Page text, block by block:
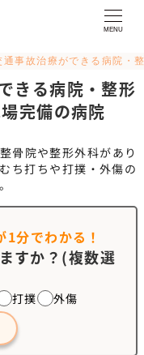
MENU
通事故治療ができる病院・
きる病院・整形
完備の病院
骨院や整形外科があり
ち打ちや打撲・外傷の
1分でわかる！
すか？(複数選
打撲 外傷